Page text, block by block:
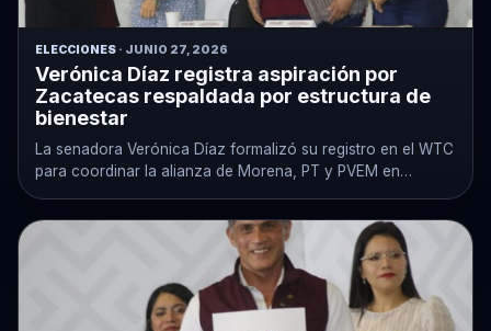
ELECCIONES · JUNIO 27, 2026
Verónica Díaz registra aspiración por
Zacatecas respaldada por estructura de
bienestar
La senadora Verónica Díaz formalizó su registro en el WTC
para coordinar la alianza de Morena, PT y PVEM en…